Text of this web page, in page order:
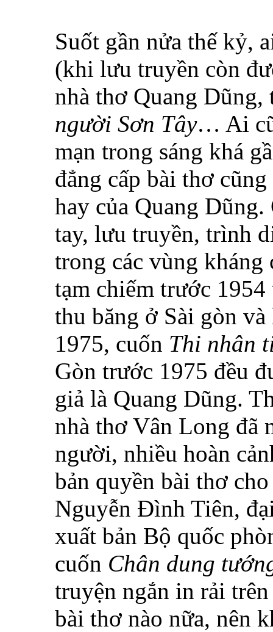
Suốt gần nửa thế kỷ,
(khi lưu truyền còn
nhà thơ Quang
người Sơn Tây… Ai
mạn trong sáng khá
đẳng cấp bài thơ
hay của Quang
tay, lưu truyền, trình
trong các vùng
tạm chiếm trước
thu băng ở Sài gòn
1975, cuốn Thi nhân
Gòn trước 1975 đều
giả là Quang Dũng.
nhà thơ Vân Long đã
người, nhiều hoàn
bản quyền bài thơ
Nguyễn Đình Tiên,
xuất bản Bộ quốc
cuốn Chân dung
truyện ngắn in rải
bài thơ nào nữa, nên